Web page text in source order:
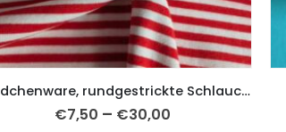
Bündchenware, rundgestrickte Schlauchware, Ringel Rot / Ecru
€7,50 – €30,00